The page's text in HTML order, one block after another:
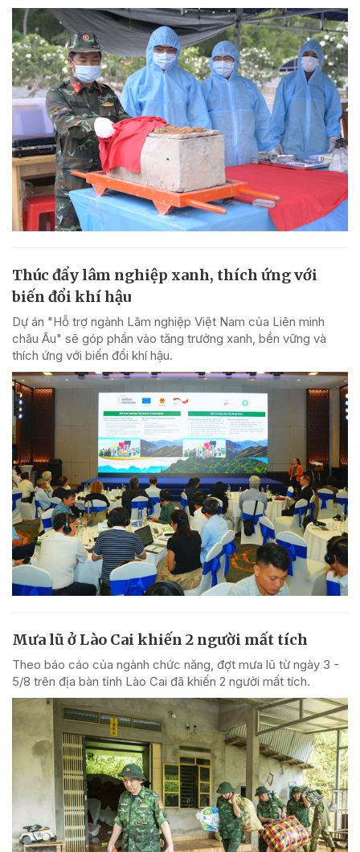
Thúc đẩy lâm nghiệp xanh, thích ứng với
biến đổi khí hậu
Dự án "Hỗ trợ ngành Lâm nghiệp Việt Nam của Liên minh
châu Âu" sẽ góp phần vào tăng trưởng xanh, bền vững và
thích ứng với biến đổi khí hậu.
Mưa lũ ở Lào Cai khiến 2 người mất tích
Theo báo cáo của ngành chức năng, đợt mưa lũ từ ngày 3 -
5/8 trên địa bàn tỉnh Lào Cai đã khiến 2 người mất tích.